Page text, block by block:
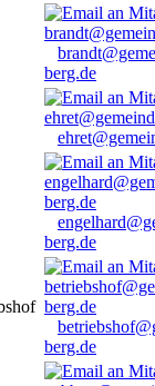
berg.de
berg.de
berg.de